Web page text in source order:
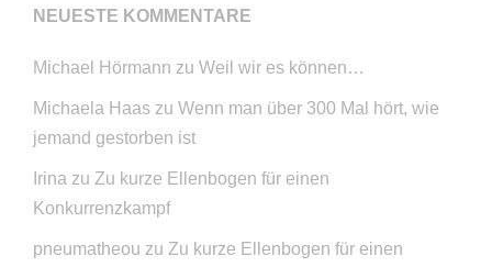
NEUESTE KOMMENTARE
Michael Hörmann zu Weil wir es können…
Michaela Haas zu Wenn man über 300 Mal hört, wie
jemand gestorben ist
Irina zu Zu kurze Ellenbogen für einen
Konkurrenzkampf
pneumatheou zu Zu kurze Ellenbogen für einen